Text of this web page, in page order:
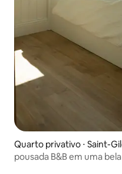
Quarto privativo ⋅ Saint-
pousada B&B em uma